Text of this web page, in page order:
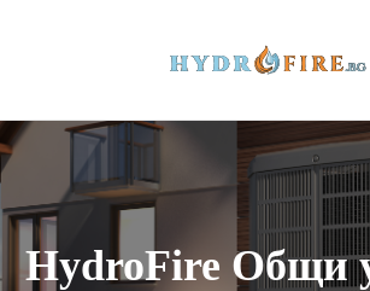
HydroFire Общи